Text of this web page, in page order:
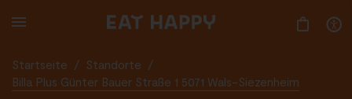
TO
Startseite / Standorte
/
Billa Plus Günter Bauer Straße 1 5071 Wals-Siezenheim